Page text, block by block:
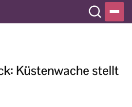
Küstenwache stellt